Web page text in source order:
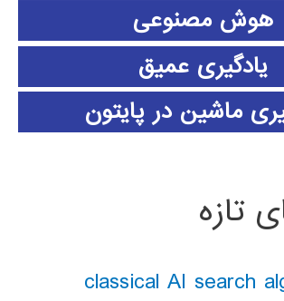
هوش مصنوعی
یادگیری عمیق
ماشین در پایتون
تازه